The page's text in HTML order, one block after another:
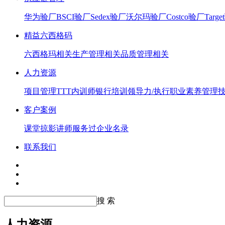
华为验厂BSCI验厂Sedex验厂沃尔玛验厂Costco验厂
精益六西格码
六西格玛相关生产管理相关品质管理相关
人力资源
项目管理TTT内训师银行培训 领导力/执行职业素养管理
客户案例
课堂掠影讲师服务过企业名录
联系我们
搜 索